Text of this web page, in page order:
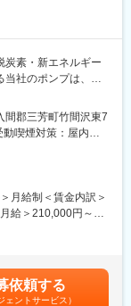
炭素・新エネルギー
当社のポンプは、時
ンプの修理・整備
きます。
分解整備、組立、
り、チームで協力し
間郡三芳町竹間沢東7
喫煙対策：屋内全
月給制＜賃金内訳＞
給＞210,000円～
。月給(月額)は固定手
依頼する
ェントサービス）